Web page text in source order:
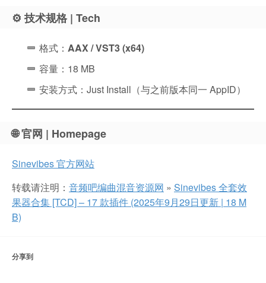
⚙️ 技术规格 | Tech
格式： AAX / VST3 (x64)
容量：18 MB
安装方式：Just Install（与之前版本同一 AppID）
🌐 官网 | Homepage
Sinevibes 官方网站
转载请注明： 音频吧编曲混音资源网 » Sinevibes 全套效
果器合集 [TCD] – 17 款插件 (2025年9月29日更新 | 18 M
B)
分享到